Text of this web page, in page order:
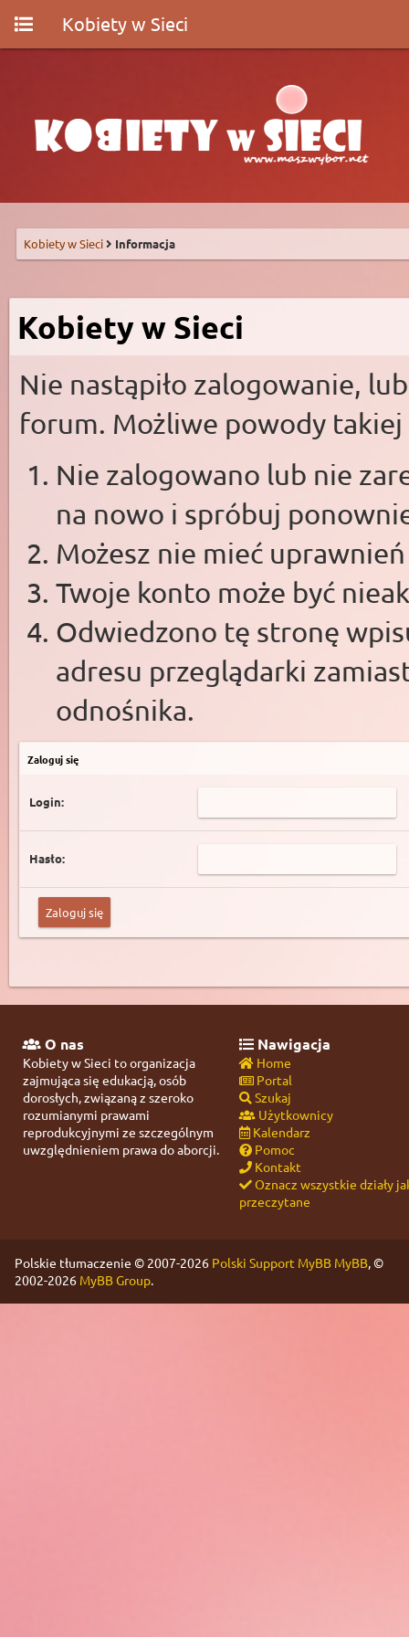
Kobiety w Sieci
Kobiety w Sieci Informacja
Kobiety w Sieci
Nie nastąpiło zalogowanie,
forum. Możliwe powody takiej
Nie zalogowano lub nie
na nowo i spróbuj
Możesz nie mieć
Twoje konto może być
Odwiedzono tę stronę
adresu przeglądarki
odnośnika.
Zaloguj się
Login:
Hasło:
O nas
Kobiety w Sieci to organizacja
zajmująca się edukacją, osób
dorosłych, związaną z szeroko
rozumianymi prawami
reprodukcyjnymi ze szczególnym
uwzględnieniem prawa do aborcji.
Nawigacja
Home
Portal
Szukaj
Użytkownicy
Kalendarz
Pomoc
Kontakt
Oznacz wszystkie działy
przeczytane
Polskie tłumaczenie © 2007-2026 Polski Support MyBB MyBB, ©
2002-2026 MyBB Group.